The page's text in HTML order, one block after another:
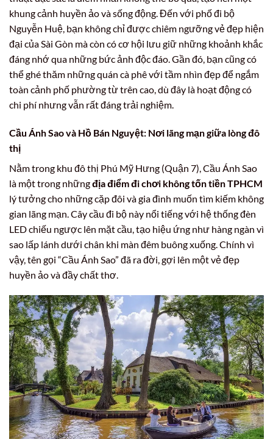
khung cảnh huyền ảo và sống động. Đến với phố đi bộ
Nguyễn Huệ, bạn không chỉ được chiêm ngưỡng vẻ đẹp hiện
đại của Sài Gòn mà còn có cơ hội lưu giữ những khoảnh khắc
đáng nhớ qua những bức ảnh độc đáo. Gần đó, bạn cũng có
thể ghé thăm những quán cà phê với tầm nhìn đẹp để ngắm
toàn cảnh phố phường từ trên cao, dù đây là hoạt động có
chi phí nhưng vẫn rất đáng trải nghiệm.
Cầu Ánh Sao và Hồ Bán Nguyệt: Nơi lãng mạn giữa lòng đô
thị
Nằm trong khu đô thị Phú Mỹ Hưng (Quận 7), Cầu Ánh Sao
là một trong nhữngđịa điểm đi chơi không tốn tiền TPHCM
lý tưởng cho những cặp đôi và gia đình muốn tìm kiếm không
gian lãng mạn. Cây cầu đi bộ này nổi tiếng với hệ thống đèn
LED chiếu ngược lên mặt cầu, tạo hiệu ứng như hàng ngàn vì
sao lấp lánh dưới chân khi màn đêm buông xuống. Chính vì
vậy, tên gọi “Cầu Ánh Sao” đã ra đời, gợi lên một vẻ đẹp
huyền ảo và đầy chất thơ.